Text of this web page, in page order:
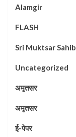
Alamgir
FLASH
Sri Muktsar Sahib
Uncategorized
अमृतसर
अमृतसर
ई-पेपर